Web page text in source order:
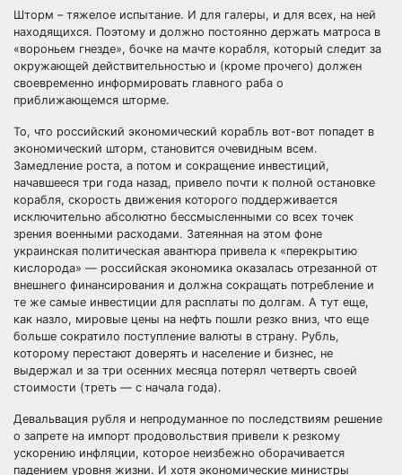
Шторм – тяжелое испытание. И для галеры, и для всех, на ней
находящихся. Поэтому и должно постоянно держать матроса в
«вороньем гнезде», бочке на мачте корабля, который следит за
окружающей действительностью и (кроме прочего) должен
своевременно информировать главного раба о
приближающемся шторме.
То, что российский экономический корабль вот-вот попадет в
экономический шторм, становится очевидным всем.
Замедление роста, а потом и сокращение инвестиций,
начавшееся три года назад, привело почти к полной остановке
корабля, скорость движения которого поддерживается
исключительно абсолютно бессмысленными со всех точек
зрения военными расходами. Затеянная на этом фоне
украинская политическая авантюра привела к «перекрытию
кислорода» — российская экономика оказалась отрезанной от
внешнего финансирования и должна сокращать потребление и
те же самые инвестиции для расплаты по долгам. А тут еще,
как назло, мировые цены на нефть пошли резко вниз, что еще
больше сократило поступление валюты в страну. Рубль,
которому перестают доверять и население и бизнес, не
выдержал и за три осенних месяца потерял четверть своей
стоимости (треть — с начала года).
Девальвация рубля и непродуманное по последствиям решение
о запрете на импорт продовольствия привели к резкому
ускорению инфляции, которое неизбежно оборачивается
падением уровня жизни. И хотя экономические министры